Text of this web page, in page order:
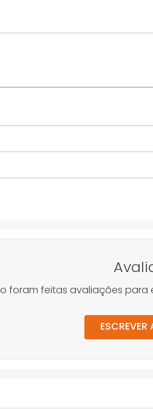
foram feitas avaliações